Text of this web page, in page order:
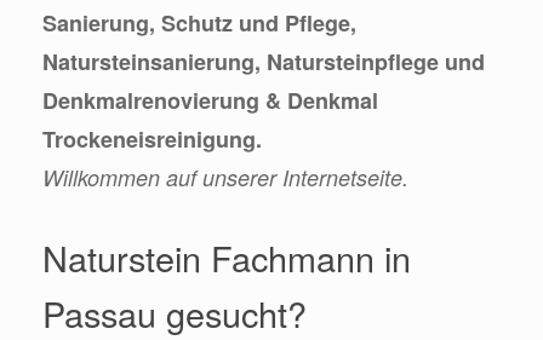
Sanierung, Schutz und Pflege,
Natursteinsanierung, Natursteinpflege und
Denkmalrenovierung & Denkmal
Trockeneisreinigung.
Willkommen auf unserer Internetseite.
Naturstein Fachmann in
Passau gesucht?